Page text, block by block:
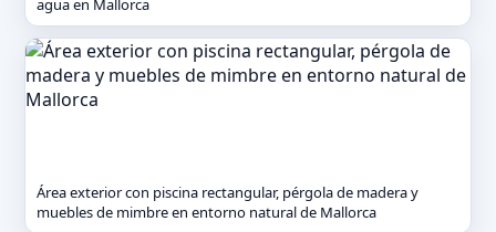
agua en Mallorca
Área exterior con piscina rectangular, pérgola de madera y
muebles de mimbre en entorno natural de Mallorca